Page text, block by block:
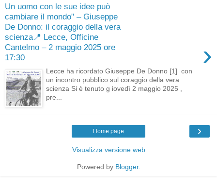
Un uomo con le sue idee può
cambiare il mondo" – Giuseppe
De Donno: il coraggio della vera
scienza📍 Lecce, Officine
Cantelmo – 2 maggio 2025 ore
17:30
›
Lecce ha ricordato Giuseppe De Donno [1] con
un incontro pubblico sul coraggio della vera
scienza Si è tenuto g iovedì 2 maggio 2025 ,
pre...
›
Home page
Visualizza versione web
Powered by Blogger.